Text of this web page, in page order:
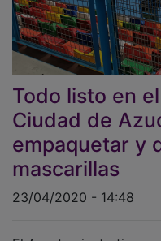
Todo listo en
Ciudad de
empaquetar y
mascarillas